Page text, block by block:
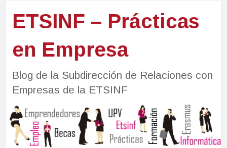
ETSINF – Prácticas
en Empresa
Blog de la Subdirección de Relaciones con
Empresas de la ETSINF